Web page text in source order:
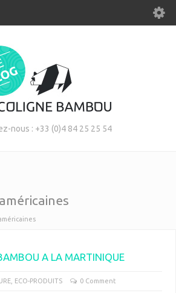
nous : +33 (0)4 84 25 25 54
A LA MARTINIQUE
ECO-PRODUITS 0 Comment